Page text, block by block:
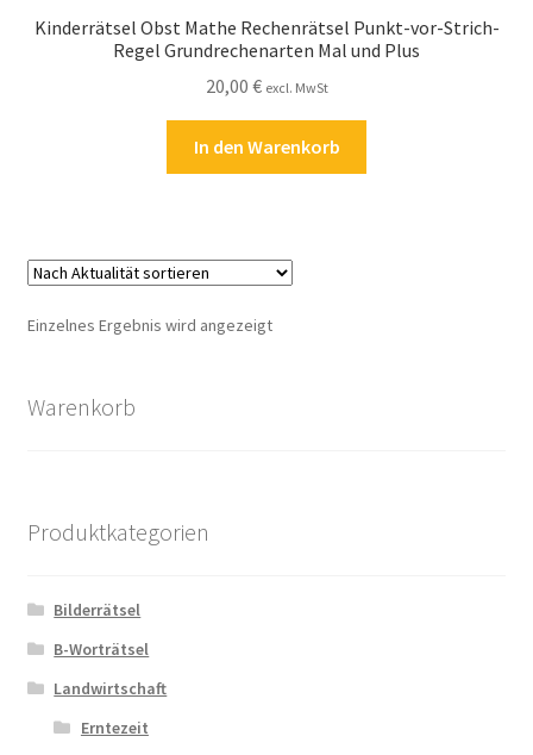
Kasse
Shop
Versandarten
Widerrufsbelehrung
Zahlungsarten
Kinderrätsel Obst Mathe Rechenrätsel Punkt-vor-Strich-
Regel Grundrechenarten Mal und Plus
20,00 € excl. MwSt
In den Warenkorb
Einzelnes Ergebnis wird angezeigt
Warenkorb
Produktkategorien
Bilderrätsel
B-Worträtsel
Landwirtschaft
Erntezeit